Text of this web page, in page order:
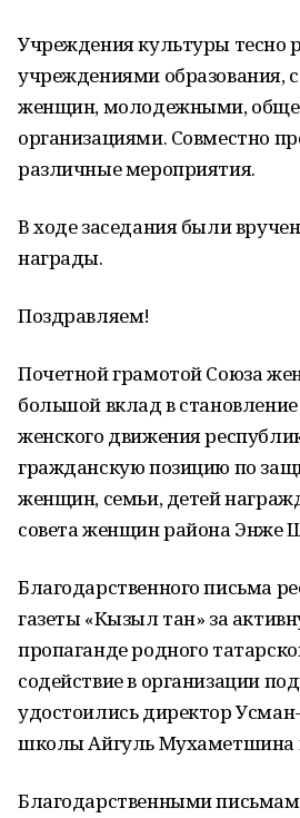
Учреждения культуры тесно
учреждениями образования,
женщин, молодежными,
организациями. Совместно
различные мероприятия.
В ходе заседания были
награды.
Поздравляем!
Почетной грамотой Союза
большой вклад в
женского движения
гражданскую позицию по
женщин, семьи, детей
совета женщин района Энже
Благодарственного письма
газеты «Кызыл тан» за
пропаганде родного
содействие в организации
удостоились директор
школы Айгуль Мухаметшина
Благодарственными